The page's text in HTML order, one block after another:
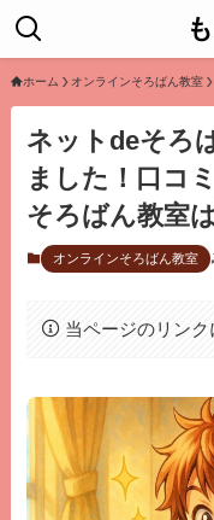
ホーム オンラインそろばん教室
ネットdeそろ
ました！口コ
そろばん教室
オンラインそろばん教室
当ページのリンク